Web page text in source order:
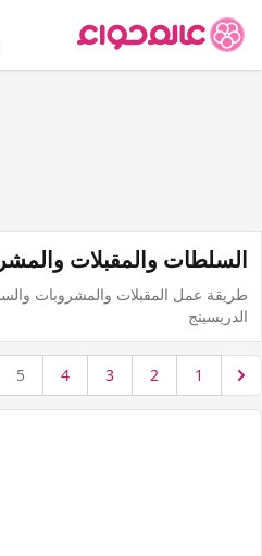
السلطات والمقبلات
طريقة عمل المقبلات والمشروبات
الدريسينج
1
2
3
4
5